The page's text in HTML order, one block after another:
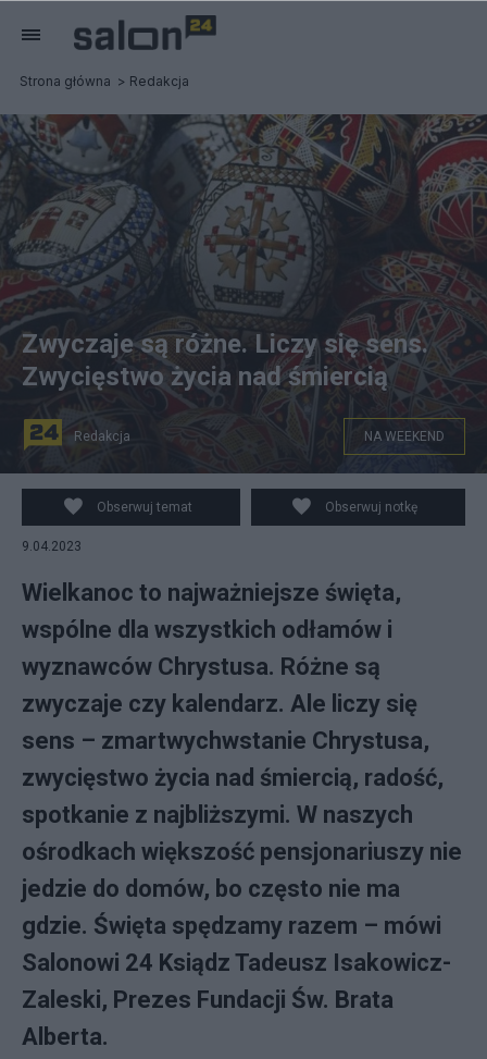
Strona główna Redakcja
Ormiańskie pisanki, fot. Isakowicz.pl
Zwyczaje są różne. Liczy się sens.
Zwycięstwo życia nad śmiercią
Redakcja NA WEEKEND
Obserwuj temat Obserwuj notkę
9.04.2023
Wielkanoc to najważniejsze święta,
wspólne dla wszystkich odłamów i
wyznawców Chrystusa. Różne są
zwyczaje czy kalendarz. Ale liczy się
sens – zmartwychwstanie Chrystusa,
zwycięstwo życia nad śmiercią, radość,
spotkanie z najbliższymi. W naszych
ośrodkach większość pensjonariuszy nie
jedzie do domów, bo często nie ma
gdzie. Święta spędzamy razem – mówi
Salonowi 24 Ksiądz Tadeusz Isakowicz-
Zaleski, Prezes Fundacji Św. Brata
Alberta.